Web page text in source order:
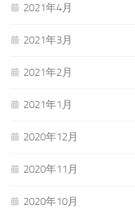
2021年4月
2021年3月
2021年2月
2021年1月
2020年12月
2020年11月
2020年10月